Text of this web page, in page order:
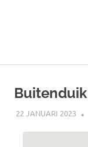
inhoud22 JANUARI 2023